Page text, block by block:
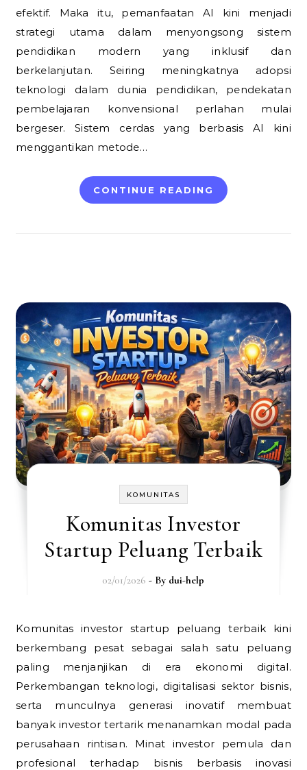
efektif. Maka itu, pemanfaatan AI kini menjadi
strategi utama dalam menyongsong sistem
pendidikan modern yang inklusif dan
berkelanjutan. Seiring meningkatnya adopsi
teknologi dalam dunia pendidikan, pendekatan
pembelajaran konvensional perlahan mulai
bergeser. Sistem cerdas yang berbasis AI kini
menggantikan metode…
CONTINUE READING
KOMUNITAS
Komunitas Investor
Startup Peluang Terbaik
02/01/2026 - By dui-help
Komunitas investor startup peluang terbaik kini
berkembang pesat sebagai salah satu peluang
paling menjanjikan di era ekonomi digital.
Perkembangan teknologi, digitalisasi sektor bisnis,
serta munculnya generasi inovatif membuat
banyak investor tertarik menanamkan modal pada
perusahaan rintisan. Minat investor pemula dan
profesional terhadap bisnis berbasis inovasi